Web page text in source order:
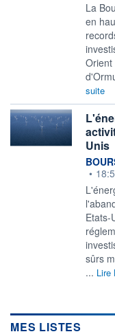
La
en
suite
Unis
•
Etats-
sûrs
... Lire
MES LISTES